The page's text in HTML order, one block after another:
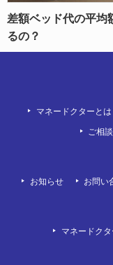
差額ベッド代の平均
るの？
マネードクターとは
ご相
お知らせ お問い
マネードクタ